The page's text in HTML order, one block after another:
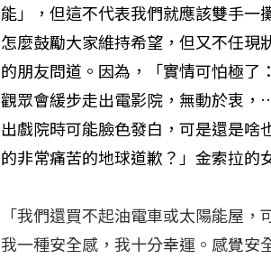
能」，但這不代表我們就應該雙手一
怎麼鼓勵大家維持希望，但又不任現
的朋友問道。因為，「實情可怕極了
觀眾會緩步走出電影院，無動於衷
出戲院時可能臉色發白，可是還是啥
的非常痛苦的地球道歉？」金索拉的
「我們還買不起油電車或太陽能屋
我一種安全感，我十分幸運。感覺